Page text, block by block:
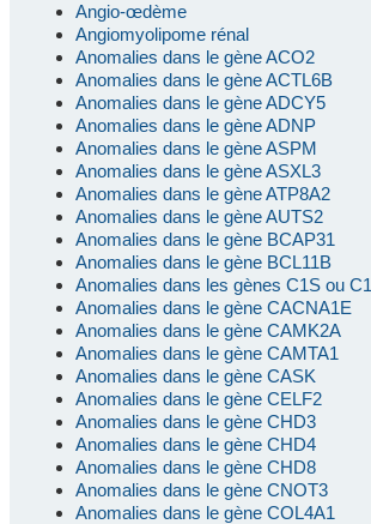
Angio-œdème
Angiomyolipome rénal
Anomalies dans le gène ACO2
Anomalies dans le gène ACTL6B
Anomalies dans le gène ADCY5
Anomalies dans le gène ADNP
Anomalies dans le gène ASPM
Anomalies dans le gène ASXL3
Anomalies dans le gène ATP8A2
Anomalies dans le gène AUTS2
Anomalies dans le gène BCAP31
Anomalies dans le gène BCL11B
Anomalies dans les gènes C1S ou
Anomalies dans le gène CACNA1E
Anomalies dans le gène CAMK2A
Anomalies dans le gène CAMTA1
Anomalies dans le gène CASK
Anomalies dans le gène CELF2
Anomalies dans le gène CHD3
Anomalies dans le gène CHD4
Anomalies dans le gène CHD8
Anomalies dans le gène CNOT3
Anomalies dans le gène COL4A1